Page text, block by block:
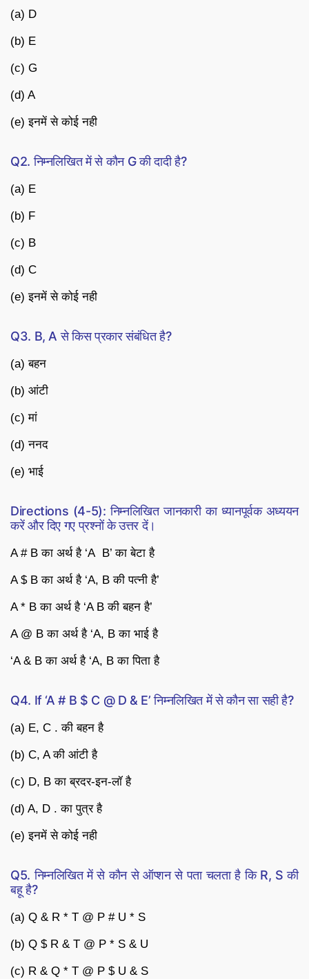
(a) D
(b) E
(c) G
(d) A
(e) इनमें से कोई नही
Q2. निम्नलिखित में से कौन G की दादी है?
(a) E
(b) F
(c) B
(d) C
(e) इनमें से कोई नही
Q3. B, A से किस प्रकार संबंधित है?
(a) बहन
(b) आंटी
(c) मां
(d) ननद
(e) भाई
Directions (4-5): निम्नलिखित जानकारी का ध्यानपूर्वक अध्ययन
करें और दिए गए प्रश्नों के उत्तर दें।
A # B का अर्थ है ‘A B’ का बेटा है
A $ B का अर्थ है ‘A, B की पत्नी है’
A * B का अर्थ है ‘A B की बहन है’
A @ B का अर्थ है ‘A, B का भाई है
‘A & B का अर्थ है ‘A, B का पिता है
Q4. If ‘A # B $ C @ D & E’ निम्नलिखित में से कौन सा सही है?
(a) E, C . की बहन है
(b) C, A की आंटी है
(c) D, B का ब्रदर-इन-लॉ है
(d) A, D . का पुत्र है
(e) इनमें से कोई नही
Q5. निम्नलिखित में से कौन से ऑप्शन से पता चलता है कि R, S की
बहू है?
(a) Q & R * T @ P # U * S
(b) Q $ R & T @ P * S & U
(c) R & Q * T @ P $ U & S